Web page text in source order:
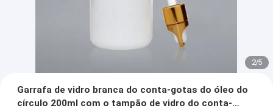
2/5
Garrafa de vidro branca do conta-gotas do óleo do
círculo 200ml com o tampão de vidro do conta-